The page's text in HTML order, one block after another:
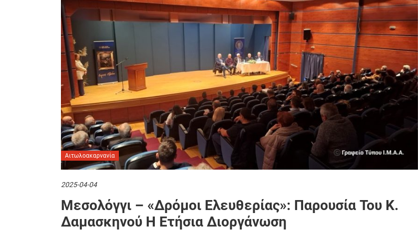
Αιτωλοακαρνανία
2025-04-04
Μεσολόγγι – «Δρόμοι Ελευθερίας»: Παρουσία Του Κ.
Δαμασκηνού Η Ετήσια Διοργάνωση